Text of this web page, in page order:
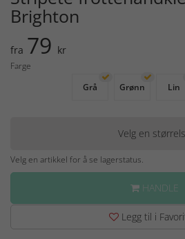
Brighton
fra 79 kr
Farge
Grå
Grønn Lin
Velg en
Velg en artikkel for å se lagerstatus.
HANDLE
Legg til i